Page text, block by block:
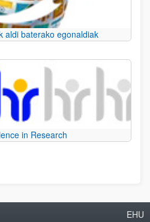
aldi baterako egonaldiak
in Research
EHU